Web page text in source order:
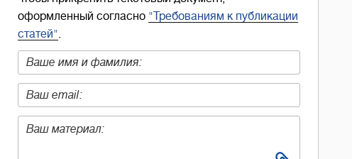
оформленный согласно "Требованиям к публикации
статей".